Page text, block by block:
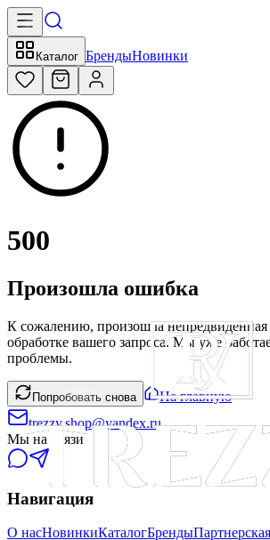
Каталог БрендыНовинки
500
Произошла ошибка
К сожалению, произошла
обработке вашего запроса. Мы уже
проблемы.
Попробовать снова
На главную
trezzy.shop@yandex.ru
Мы на связи
Навигация
О насНовинкиКаталогБренды